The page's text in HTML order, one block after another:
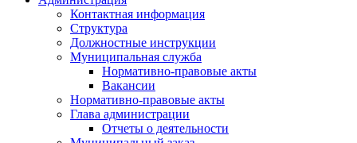
Контактная информация
Структура
Должностные инструкции
Муниципальная служба
Нормативно-правовые акты
Вакансии
Нормативно-правовые акты
Глава администрации
Отчеты о деятельности